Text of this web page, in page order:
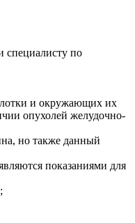
специалисту по
и окружающих их
опухолей желудочно-
но также данный
показаниями для